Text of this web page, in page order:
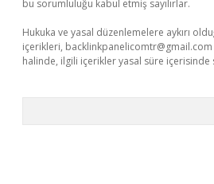
bu sorumluluğu kabul etmiş sayılırlar.
Hukuka ve yasal düzenlemelere aykırı
içerikleri, backlinkpanelicomtr@gmail.com
halinde, ilgili içerikler yasal süre içerisinde